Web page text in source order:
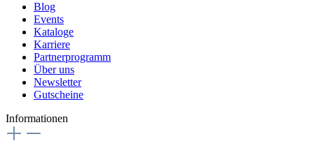
Blog
Events
Kataloge
Karriere
Partnerprogramm
Über uns
Newsletter
Gutscheine
Informationen